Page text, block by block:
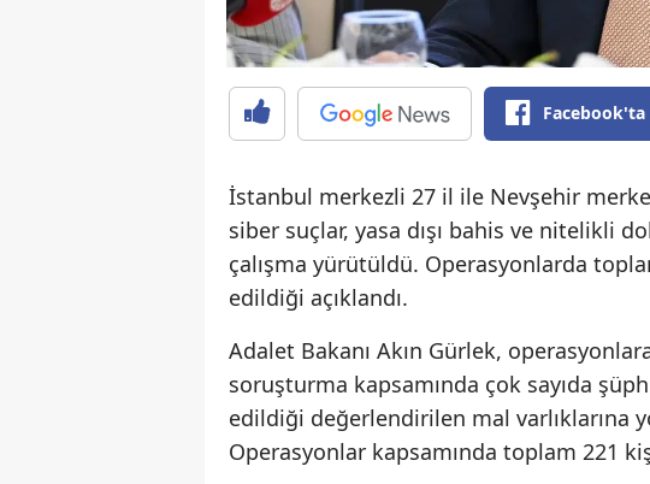
Facebook'ta
İstanbul merkezli 27 il ile Nevşehir
siber suçlar, yasa dışı bahis ve nitelikli
çalışma yürütüldü. Operasyonlarda
edildiği açıklandı.
Adalet Bakanı Akın Gürlek,
soruşturma kapsamında çok sayıda
edildiği değerlendirilen mal varlıklarına
Operasyonlar kapsamında toplam 221